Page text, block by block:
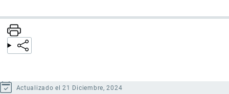
Actualizado el 21 Diciembre, 2024